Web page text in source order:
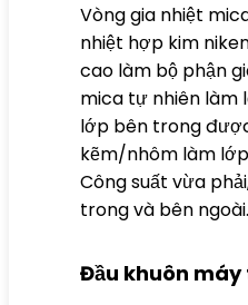
Vòng gia nhiệt
nhiệt hợp kim
cao làm bộ phận
mica tự nhiên làm
lớp bên trong
kẽm/nhôm làm
Công suất vừa
trong và bên ngoài.
Đầu khuôn máy